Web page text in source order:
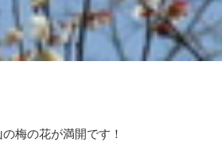
梅の花が満開です！